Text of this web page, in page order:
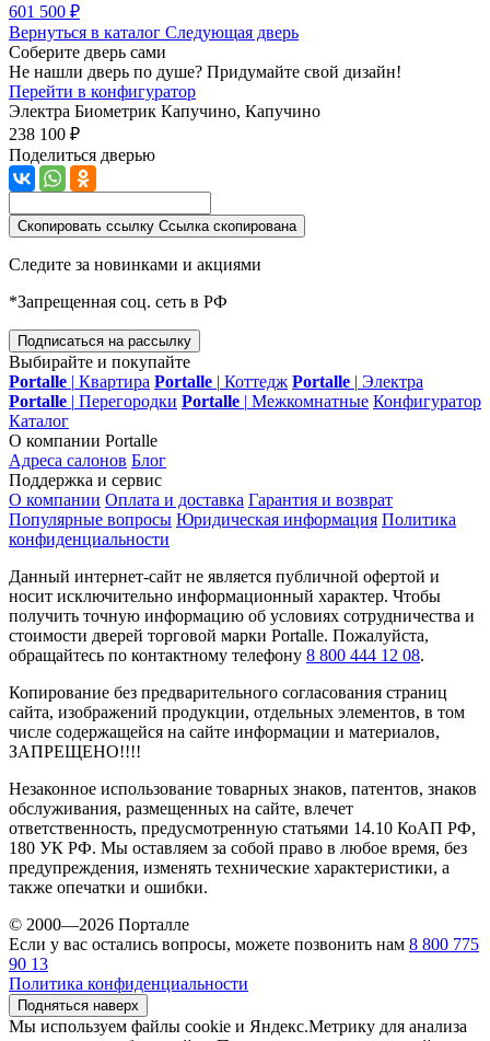
601 500 ₽
Вернуться в каталог Следующая дверь
Соберите дверь сами
Не нашли дверь по душе? Придумайте свой дизайн!
Перейти в конфигуратор
Электра Биометрик Капучино, Капучино
238 100 ₽
Поделиться дверью
Скопировать ссылку Ссылка скопирована
Следите за новинками и акциями
*Запрещенная соц. сеть в РФ
Подписаться на рассылку
Выбирайте и покупайте
Portalle | Квартира Portalle | Коттедж Portalle | Электра
Portalle | Перегородки Portalle | Межкомнатные Конфигуратор
Каталог
О компании Portalle
Адреса салонов Блог
Поддержка и сервис
О компании Оплата и доставка Гарантия и возврат
Популярные вопросы Юридическая информация Политика
конфиденциальности
Данный интернет-сайт не является публичной офертой и
носит исключительно информационный характер. Чтобы
получить точную информацию об условиях сотрудничества и
стоимости дверей торговой марки Portalle. Пожалуйста,
обращайтесь по контактному телефону 8 800 444 12 08.
Копирование без предварительного согласования страниц
сайта, изображений продукции, отдельных элементов, в том
числе содержащейся на сайте информации и материалов,
ЗАПРЕЩЕНО!!!!
Незаконное использование товарных знаков, патентов, знаков
обслуживания, размещенных на сайте, влечет
ответственность, предусмотренную статьями 14.10 КоАП РФ,
180 УК РФ. Мы оставляем за собой право в любое время, без
предупреждения, изменять технические характеристики, а
также опечатки и ошибки.
© 2000—2026 Порталле
Если у вас остались вопросы, можете позвонить нам 8 800 775
90 13
Политика конфиденциальности
Подняться наверх
Мы используем файлы cookie и Яндекс.Метрику для анализа